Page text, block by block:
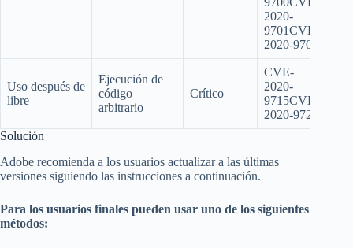
2020-
9701CVE-
2020-9704
Uso después de
libre
Ejecución de
código
arbitrario
Crítico
CVE-
2020-
9715CVE-
2020-9722
Solución
Adobe recomienda a los usuarios actualizar a las últimas
versiones siguiendo las instrucciones a continuación.
Para los usuarios finales pueden usar uno de los siguientes
métodos: